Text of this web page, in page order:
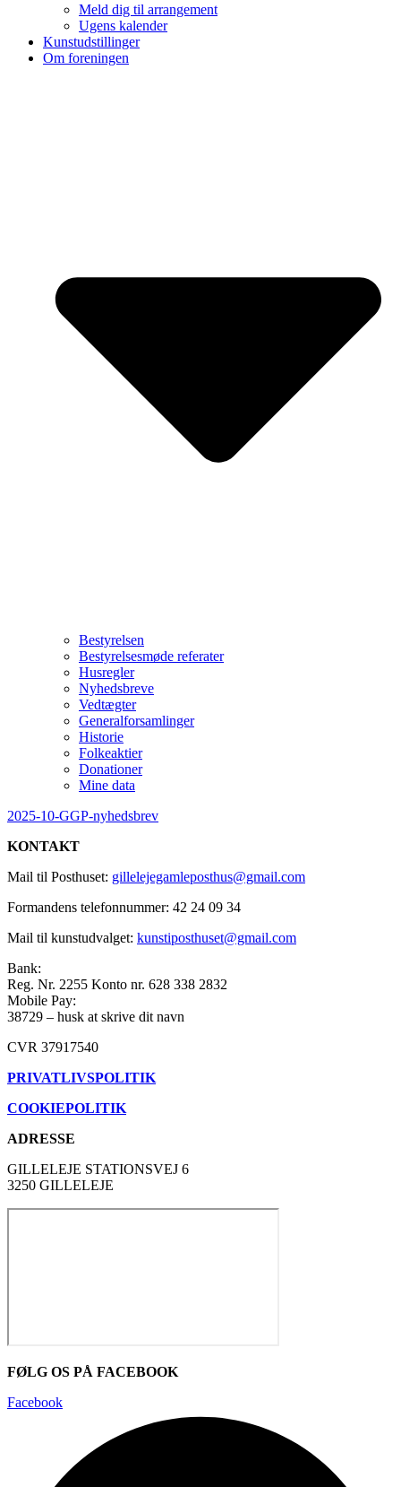
Meld dig til arrangement
Ugens kalender
Kunstudstillinger
Om foreningen
Bestyrelsen
Bestyrelsesmøde referater
Husregler
Nyhedsbreve
Vedtægter
Generalforsamlinger
Historie
Folkeaktier
Donationer
Mine data
2025-10-GGP-nyhedsbrev
KONTAKT
Mail til Posthuset: gillelejegamleposthus@gmail.com
Formandens telefonnummer: 42 24 09 34
Mail til kunstudvalget: kunstiposthuset@gmail.com
Bank:
Reg. Nr. 2255 Konto nr. 628 338 2832
Mobile Pay:
38729 – husk at skrive dit navn
CVR 37917540
PRIVATLIVSPOLITIK
COOKIEPOLITIK
ADRESSE
GILLELEJE STATIONSVEJ 6
3250 GILLELEJE
FØLG OS PÅ FACEBOOK
Facebook